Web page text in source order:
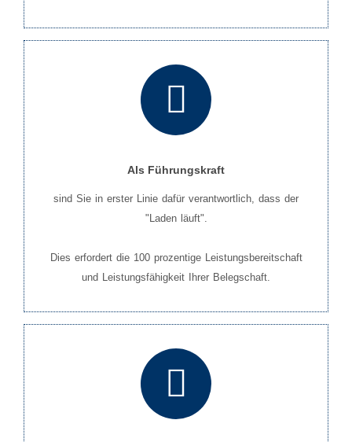
Als Führungskraft
sind Sie in erster Linie dafür verantwortlich, dass der
"Laden läuft".
Dies erfordert die 100 prozentige Leistungsbereitschaft
und Leistungsfähigkeit Ihrer Belegschaft.